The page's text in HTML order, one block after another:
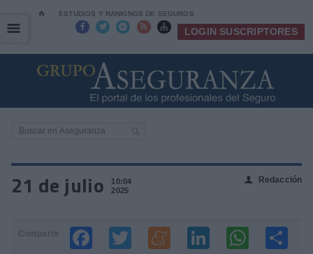
⌂ ESTUDIOS Y RANKINGS DE SEGUROS
     LOGIN SUSCRIPTORES
☰
☰
21 de julio
10:04
2025
👤 Redacción